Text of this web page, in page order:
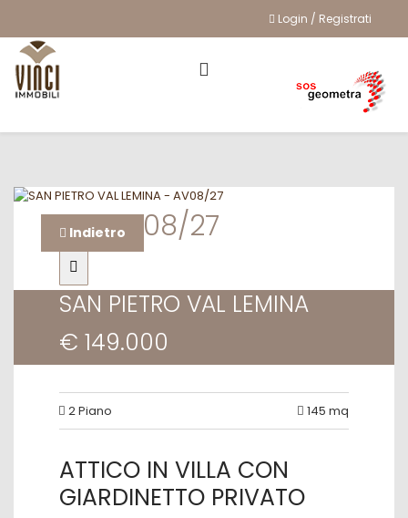
Login / Registrati
Indietro
RIF. AV08/27
SAN PIETRO VAL LEMINA
€ 149.000
2 Piano 145 mq
ATTICO IN VILLA CON
GIARDINETTO PRIVATO